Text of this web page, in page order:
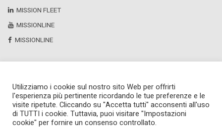
MISSION FLEET
MISSIONLINE
MISSIONLINE
Copyright © 2025 by Newsteca
P.Iva 13171520151
Newsteca S.r.l.
Via Larga, 6
Utilizziamo i cookie sul nostro sito Web per offrirti
l'esperienza più pertinente ricordando le tue preferenze e le
visite ripetute. Cliccando su "Accetta tutti" acconsenti all'uso
di TUTTI i cookie. Tuttavia, puoi visitare "Impostazioni
cookie" per fornire un consenso controllato.